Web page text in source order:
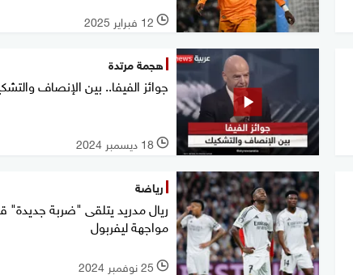
l 12 فبراير 2025
هجمة مرتدة
جوائز الفيفا.. بين الإنصاف
l 18 ديسمبر 2024
رياضة
ريال مدريد يتلقى "ضربة جديدة"
مواجهة ليفربول
l 25 نوفمبر 2024